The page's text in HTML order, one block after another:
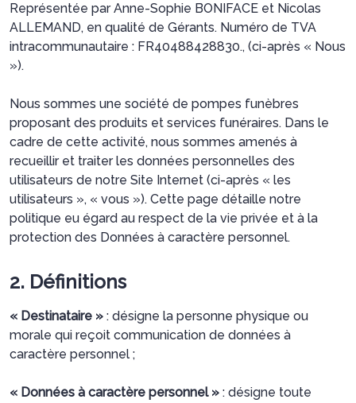
Représentée par Anne-Sophie BONIFACE et Nicolas
ALLEMAND, en qualité de Gérants. Numéro de TVA
intracommunautaire : FR40488428830., (ci-après « Nous
»).
Nous sommes une société de pompes funèbres
proposant des produits et services funéraires. Dans le
cadre de cette activité, nous sommes amenés à
recueillir et traiter les données personnelles des
utilisateurs de notre Site Internet (ci-après « les
utilisateurs », « vous »). Cette page détaille notre
politique eu égard au respect de la vie privée et à la
protection des Données à caractère personnel.
2. Définitions
« Destinataire » : désigne la personne physique ou
morale qui reçoit communication de données à
caractère personnel ;
« Données à caractère personnel » : désigne toute